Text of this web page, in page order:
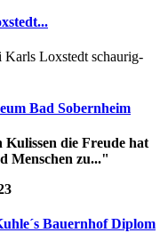
Loxstedt schaurig-
Bad Sobernheim
die Freude hat
Menschen zu..."
Bauernhof Diplom